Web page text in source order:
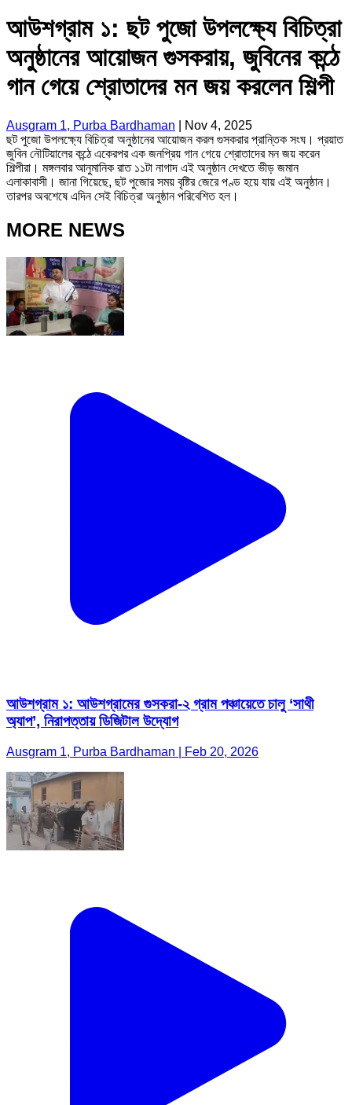
আউশগ্রাম ১: ছট পুজো উপলক্ষ্যে বিচিত্রা
অনুষ্ঠানের আয়োজন গুসকরায়, জুবিনের কন্ঠে
গান গেয়ে শ্রোতাদের মন জয় করলেন শিল্পী
Ausgram 1, Purba Bardhaman
Nov 4, 2025
ছট পুজো উপলক্ষ্যে বিচিত্রা অনুষ্ঠানের আয়োজন করল গুসকরার প্রান্তিক সংঘ। প্রয়াত
জুবিন নৌটিয়ালের কন্ঠে একেরপর এক জনপ্রিয় গান গেয়ে শ্রোতাদের মন জয় করেন
শিল্পীরা। মঙ্গলবার আনুমানিক রাত ১১টা নাগাদ এই অনুষ্ঠান দেখতে ভীড় জমান
এলাকাবাসী। জানা গিয়েছে, ছট পুজোর সময় বৃষ্টির জেরে পণ্ড হয়ে যায় এই অনুষ্ঠান।
তারপর অবশেষে এদিন সেই বিচিত্রা অনুষ্ঠান পরিবেশিত হল।
MORE NEWS
আউশগ্রাম ১: আউশগ্রামের গুসকরা-২ গ্রাম পঞ্চায়েতে চালু ‘সাথী
অ্যাপ’, নিরাপত্তায় ডিজিটাল উদ্যোগ
Ausgram 1, Purba Bardhaman | Feb 20, 2026